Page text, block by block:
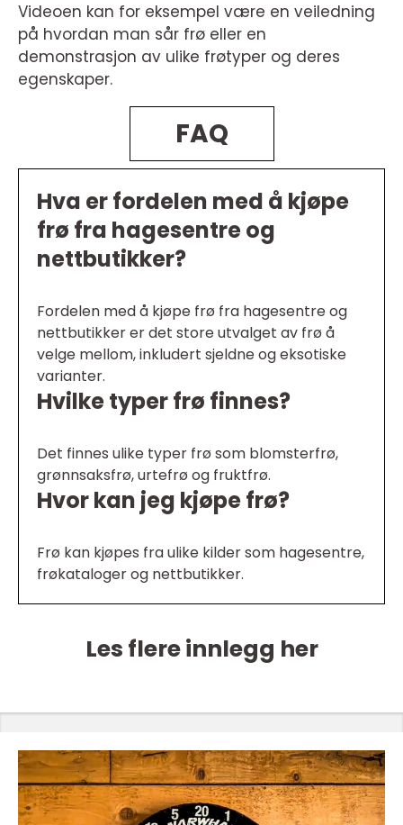
Videoen kan for eksempel være en veiledning
på hvordan man sår frø eller en
demonstrasjon av ulike frøtyper og deres
egenskaper.
FAQ
Hva er fordelen med å kjøpe
frø fra hagesentre og
nettbutikker?
Fordelen med å kjøpe frø fra hagesentre og
nettbutikker er det store utvalget av frø å
velge mellom, inkludert sjeldne og eksotiske
varianter.
Hvilke typer frø finnes?
Det finnes ulike typer frø som blomsterfrø,
grønnsaksfrø, urtefrø og fruktfrø.
Hvor kan jeg kjøpe frø?
Frø kan kjøpes fra ulike kilder som hagesentre,
frøkataloger og nettbutikker.
Les flere innlegg her